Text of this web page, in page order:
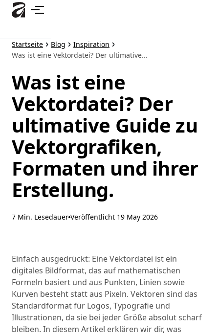
Zum
Hauptinhalt
Startseite Blog
Inspiration
Was ist eine Vektordatei? Der ultimative...
Was ist eine
Vektordatei? Der
ultimative Guide zu
Vektorgrafiken,
Formaten und ihrer
Erstellung.
7 Min. Lesedauer Veröffentlicht 19 May 2026
Einfach ausgedrückt: Eine Vektordatei ist ein
digitales Bildformat, das auf mathematischen
Formeln basiert und aus Punkten, Linien sowie
Kurven besteht statt aus Pixeln. Vektoren sind das
Standardformat für Logos, Typografie und
Illustrationen, da sie bei jeder Größe absolut scharf
bleiben. In diesem Artikel erklären wir dir, was